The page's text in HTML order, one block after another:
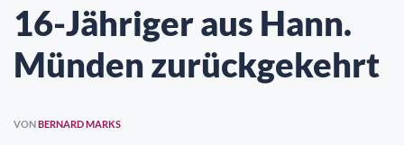
16-Jähriger aus Hann.
Münden zurückgekehrt
VONBERNARD MARKS